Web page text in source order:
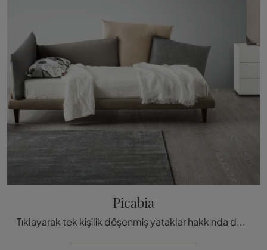
Picabia
Tıklayarak tek kişilik döşenmiş yataklar hakkında daha fazla bilgi edinin: tasarım modeller arıyorsanız, Picab